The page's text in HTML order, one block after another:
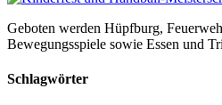
Geboten werden Hüpfburg,
Bewegungsspiele sowie Essen und
Schlagwörter